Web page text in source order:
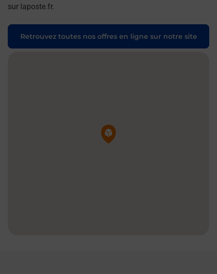
sur laposte.fr.
Retrouvez toutes nos offres en ligne sur notre site
Pin de la carte